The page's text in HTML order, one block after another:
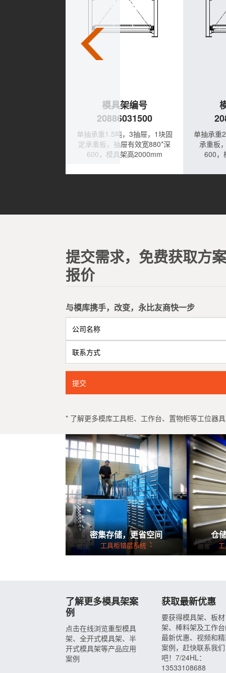
模具架编号
20886031500
单抽承重1.5吨，3抽屉，1块固
定承重板，抽屉有效宽880*深
600，模具架高2000mm
单抽承重
承重板
600，
提交需求，免费获取方案
报价
与模库携手，改变，永比友商快一步
提交
* 了解更多模库工具柜、工作台、置物柜等工位器
密集存储，更省空间
工具柜错层系统
仓
了解更多模具架案
例
点击在线浏览重型模具
架、全开式模具架、半
开式模具架等产品应用
案例
获取最新优惠
要获得模具架、板材
架、棒料架及工作
最新优惠、视频和
案例，赶快联系我们
吧！7/24HL：
13533108688